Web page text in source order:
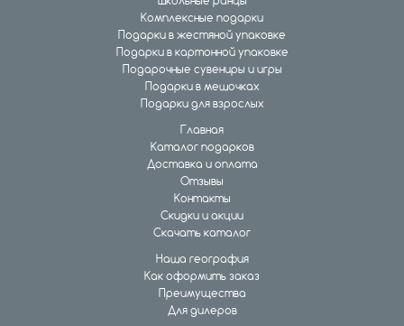
Комплексные подарки
Подарки в жестяной упаковке
Подарки в картонной упаковке
Подарочные сувениры и игры
Подарки в мешочках
Подарки для взрослых
Главная
Каталог подарков
Доставка и оплата
Отзывы
Контакты
Скидки и акции
Скачать каталог
Наша география
Как оформить заказ
Преимущества
Для дилеров